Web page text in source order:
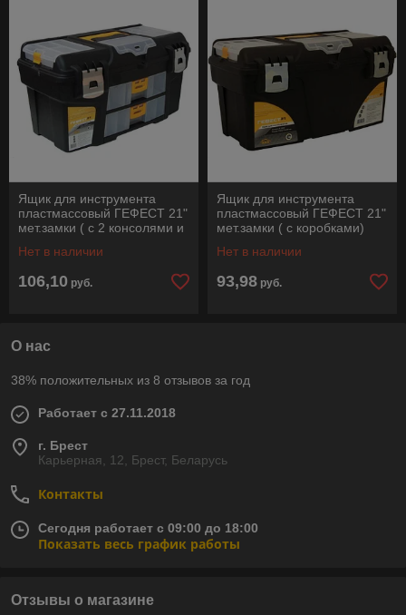
Ящик для инструмента
пластмассовый ГЕФЕСТ 21"
мет.замки ( с 2 консолями и
Нет в наличии
106,10 руб.
Ящик для инструмента
пластмассовый ГЕФЕСТ 21"
мет.замки ( с коробками)
Нет в наличии
93,98 руб.
О нас
38% положительных из 8 отзывов за год
Работает с 27.11.2018
г. Брест
Карьерная, 12, Брест, Беларусь
Контакты
Сегодня работает с 09:00 до 18:00
Показать весь график работы
Отзывы о магазине